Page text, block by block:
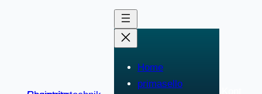
Home
primasello